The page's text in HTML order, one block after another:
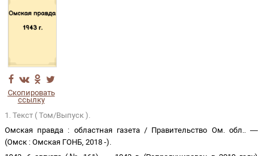
Скопировать
ссылку
1. Текст ( Том/Выпуск ).
Омская правда : областная газета / Правительство Ом. обл.. —
(Омск : Омская ГОНБ, 2018 -).